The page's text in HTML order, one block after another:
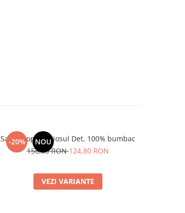
-20% NOU
Sapca copii Curiosul Det, 100% bumbac
156,00 RON124,80 RON
VEZI VARIANTE